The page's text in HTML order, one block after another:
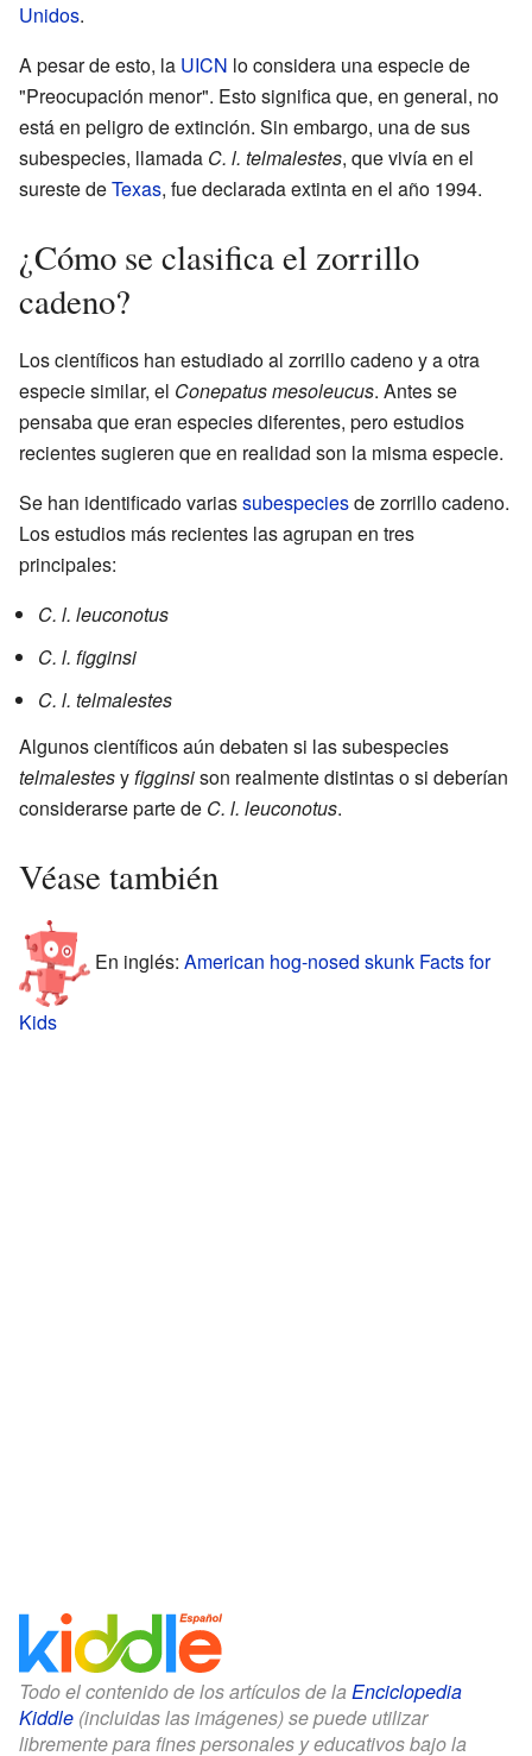
Unidos.
A pesar de esto, la UICN lo considera una especie de
"Preocupación menor". Esto significa que, en general, no
está en peligro de extinción. Sin embargo, una de sus
subespecies, llamada C. l. telmalestes, que vivía en el
sureste deTexas, fue declarada extinta en el año 1994.
¿Cómo se clasifica el zorrillo
cadeno?
Los científicos han estudiado al zorrillo cadeno y a otra
especie similar, el Conepatus mesoleucus. Antes se
pensaba que eran especies diferentes, pero estudios
recientes sugieren que en realidad son la misma especie.
Se han identificado variassubespeciesde zorrillo cadeno.
Los estudios más recientes las agrupan en tres
principales:
C. l. leuconotus
C. l. figginsi
C. l. telmalestes
Algunos científicos aún debaten si las subespecies
telmalestesyfigginsison realmente distintas o si deberían
considerarse parte de C. l. leuconotus.
Véase también
En inglés: American hog-nosed skunk Facts for
Kids
Todo el contenido de los artículos de la Enciclopedia
Kiddle (incluidas las imágenes) se puede utilizar
libremente para fines personales y educativos bajo la